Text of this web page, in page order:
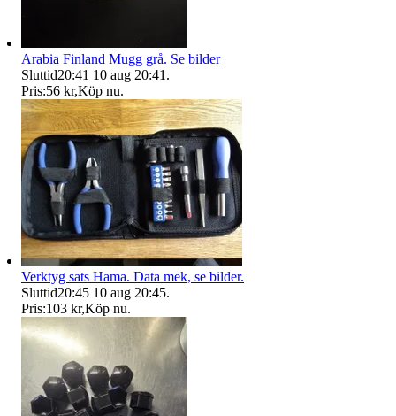
Arabia Finland Mugg grå. Se bilder
Sluttid20:41 10 aug 20:41 .
Pris:56 kr,Köp nu.
Verktyg sats Hama. Data mek, se bilder.
Sluttid20:45 10 aug 20:45.
Pris:103 kr,Köp nu.